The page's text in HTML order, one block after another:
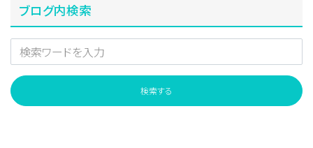
ブログ内検索